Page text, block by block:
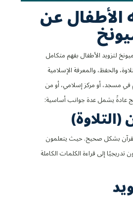
عن
لتزويد الأطفال بفهم متكامل
والحفظ، والمعرفة الإسلامية
مسجد، أو مركز إسلامي، أو من
عادةً يشمل عدة جوانب أساسية:
القرآن بشكل صحيح. حيث يتعلمون
تدريجيًا إلى قراءة الكلمات الكاملة